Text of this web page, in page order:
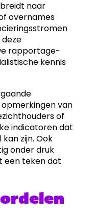
naar
overnames
rapportage-
kennis
van
of
indicatoren dat
zijn. Ook
onder druk
een teken dat